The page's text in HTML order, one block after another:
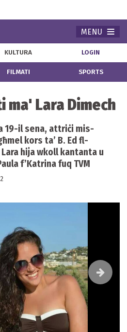
MENU
KULTURA LOGIN
FILMATI SPORTS
ma' Lara Dimech
19-il sena, attriċi mis-
kors ta’ B. Ed fl-
hija wkoll kantanta u
f’Katrina fuq TVM